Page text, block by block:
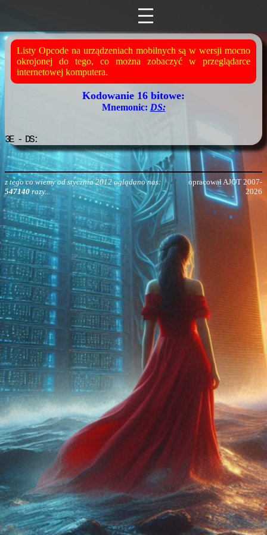
Listy Opcode na urządzeniach mobilnych są w wersji mocno
okrojonej do tego, co można zobaczyć w przeglądarce
internetowej komputera.
Kodowanie 16 bitowe:
Mnemonic: DS:
3E- DS:
z tego co wiemy od stycznia 2012 oglądano nas:
547140razy...
opracował AJOT 2007-
2026